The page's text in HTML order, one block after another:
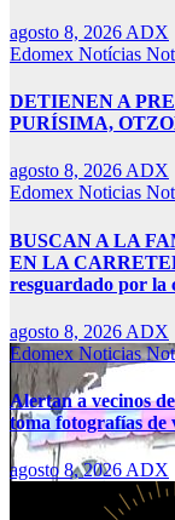
agosto 8, 2026 ADX
Edomex Notícias
DETIENEN A
PURÍSIMA,
agosto 8, 2026 ADX
Edomex Noticias
BUSCAN A LA
EN LA
resguardado por la
agosto 8, 2026 ADX
Edomex Noticias
Alertan a vecinos
toma fotografías de
agosto 8, 2026 ADX